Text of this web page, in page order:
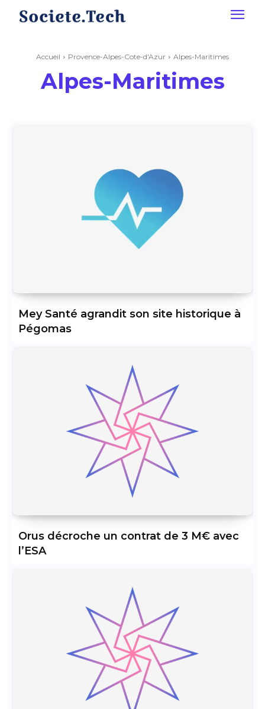
Accueil Provence-Alpes-Cote-d'Azur Alpes-Maritimes
Alpes-Maritimes
Mey Santé agrandit son site historique à
Pégomas
Orus décroche un contrat de 3 M€ avec
l’ESA